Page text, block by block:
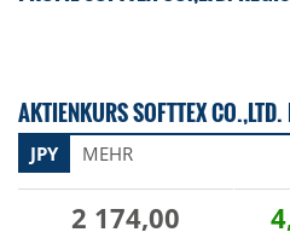
AKTIENKURS SOFTTEX
JPY MEHR
2 174,00